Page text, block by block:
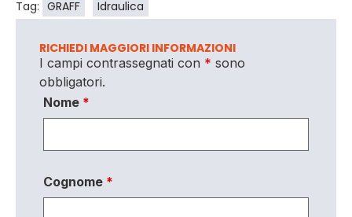
Tag: GRAFF Idraulica
RICHIEDI MAGGIORI INFORMAZIONI
I campi contrassegnati con * sono
obbligatori.
Nome *
Cognome *